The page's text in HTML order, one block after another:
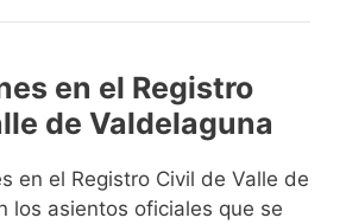
en el Registro
de Valdelaguna
en el Registro Civil de Valle de
los asientos oficiales que se